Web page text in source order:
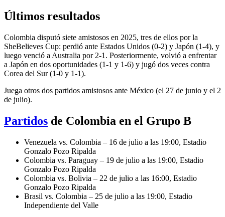
Últimos resultados
Colombia disputó siete amistosos en 2025, tres de ellos por la
SheBelieves Cup: perdió ante Estados Unidos (0-2) y Japón (1-4), y
luego venció a Australia por 2-1. Posteriormente, volvió a enfrentar
a Japón en dos oportunidades (1-1 y 1-6) y jugó dos veces contra
Corea del Sur (1-0 y 1-1).
Juega otros dos partidos amistosos ante México (el 27 de junio y el 2
de julio).
Partidos de Colombia en el Grupo B
Venezuela vs. Colombia – 16 de julio a las 19:00, Estadio
Gonzalo Pozo Ripalda
Colombia vs. Paraguay – 19 de julio a las 19:00, Estadio
Gonzalo Pozo Ripalda
Colombia vs. Bolivia – 22 de julio a las 16:00, Estadio
Gonzalo Pozo Ripalda
Brasil vs. Colombia – 25 de julio a las 19:00, Estadio
Independiente del Valle